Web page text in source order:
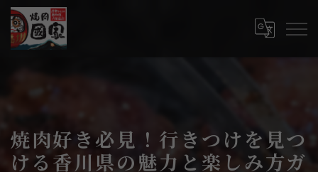
焼肉好き必見！行きつけを見つ
ける香川県の魅力と楽しみ方ガ